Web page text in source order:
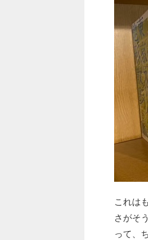
これは
さがそ
って、